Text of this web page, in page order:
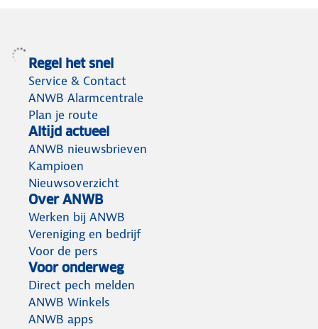
Regel het snel
Service & Contact
ANWB Alarmcentrale
Plan je route
Altijd actueel
ANWB nieuwsbrieven
Kampioen
Nieuwsoverzicht
Over ANWB
Werken bij ANWB
Vereniging en bedrijf
Voor de pers
Voor onderweg
Direct pech melden
ANWB Winkels
ANWB apps